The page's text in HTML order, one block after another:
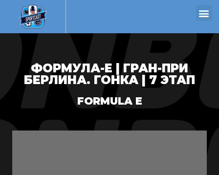
ФОРМУЛА-Е | ГРАН-ПРИ
БЕРЛИНА. ГОНКА | 7 ЭТАП
FORMULA E